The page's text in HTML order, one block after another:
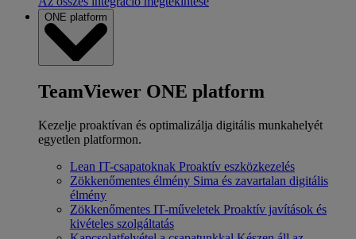
ONE platform
TeamViewer ONE platform
Kezelje proaktívan és optimalizálja digitális munkahelyét
egyetlen platformon.
Lean IT-csapatoknak Proaktív eszközkezelés
Zökkenőmentes élmény Sima és zavartalan digitális
élmény
Zökkenőmentes IT-műveletek Proaktív javítások és
kivételes szolgáltatás